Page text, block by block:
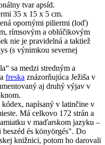
tvar apsíd.
35 x 15 x 5 cm.
opornými piliermi (loď)
rímsovým a oblúčikovým
nie je pravidelná a taktiež
(s výnimkou severnej
sa medzi stredným a
freska znázorňujúca Ježiša v
aj druhý výjav v
napísaný v latinčine v
Má celkovo 172 strán a
v maďarskom jazyku –
és könyörgés". Do
knižnici, potom ho darovali